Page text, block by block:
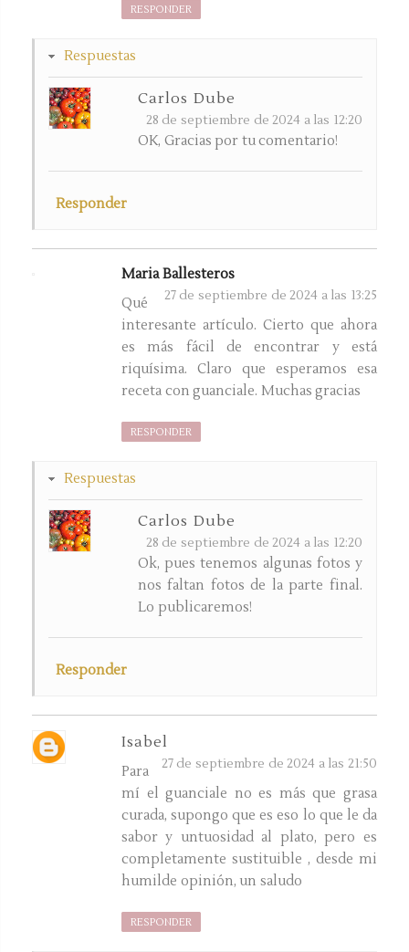
RESPONDER
Respuestas
Carlos Dube
28 de septiembre de 2024 a las 12:20
OK, Gracias por tu comentario!
Responder
Maria Ballesteros
27 de septiembre de 2024 a las 13:25
Qué
interesante artículo. Cierto que ahora
es más fácil de encontrar y está
riquísima. Claro que esperamos esa
receta con guanciale. Muchas gracias
RESPONDER
Respuestas
Carlos Dube
28 de septiembre de 2024 a las 12:20
Ok, pues tenemos algunas fotos y
nos faltan fotos de la parte final.
Lo publicaremos!
Responder
Isabel
27 de septiembre de 2024 a las 21:50
Para
mí el guanciale no es más que grasa
curada, supongo que es eso lo que le da
sabor y untuosidad al plato, pero es
completamente sustituible , desde mi
humilde opinión, un saludo
RESPONDER